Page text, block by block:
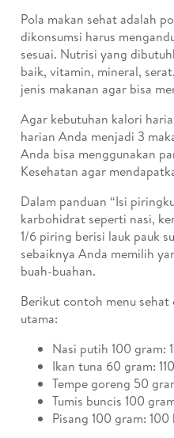
Pola makan sehat adalah
dikonsumsi harus
sesuai. Nutrisi yang
baik, vitamin, mineral,
jenis makanan agar bisa
Agar kebutuhan kalori
harian Anda menjadi 3
Anda bisa menggunakan
Kesehatan agar
Dalam panduan “Isi
karbohidrat seperti nasi,
1/6 piring berisi lauk pauk
sebaiknya Anda memilih
buah-buahan.
Berikut contoh menu
utama:
Nasi putih 100 gram:
Ikan tuna 60 gram:
Tempe goreng 50
Tumis buncis 100
Pisang 100 gram: 100